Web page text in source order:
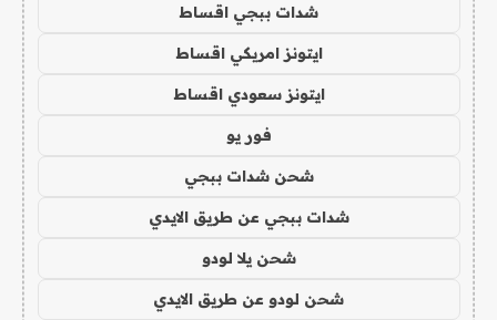
شدات ببجي اقساط
ايتونز امريكي اقساط
ايتونز سعودي اقساط
فور يو
شحن شدات ببجي
شدات ببجي عن طريق الايدي
شحن يلا لودو
شحن لودو عن طريق الايدي